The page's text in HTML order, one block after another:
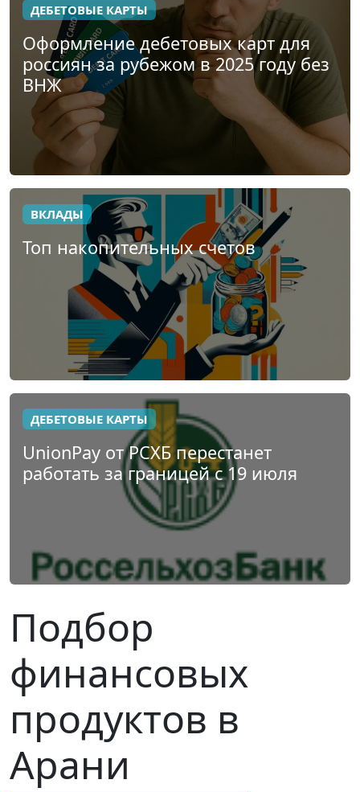
ДЕБЕТОВЫЕ КАРТЫ
Оформление дебетовых карт для
россиян за рубежом в 2025 году без
ВНЖ
ВКЛАДЫ
Топ накопительных счетов
ДЕБЕТОВЫЕ КАРТЫ
UnionPay от РСХБ перестанет
работать за границей с 19 июля
Подбор
финансовых
продуктов в
Арани